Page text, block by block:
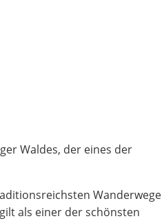
Waldes, der eines der
Wanderwege
als einer der schönsten